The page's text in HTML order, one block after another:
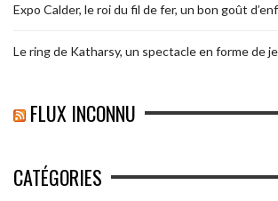
Expo Calder, le roi du fil de fer, un bon goût
Le ring de Katharsy, un spectacle en forme de
FLUX INCONNU
CATÉGORIES